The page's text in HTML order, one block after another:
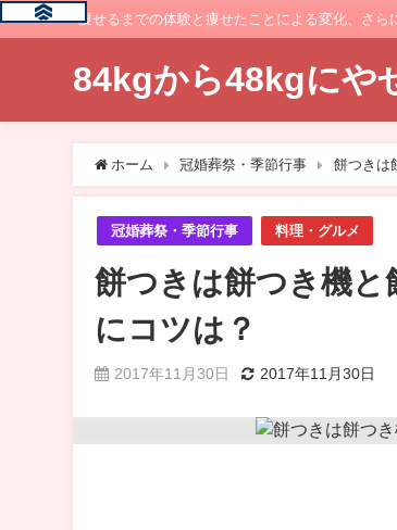
痩せるまでの体験と痩せたことによる変化、さら
84kgから48kgにや
ホーム 冠婚葬祭・季節行事 餅つきは
冠婚葬祭・季節行事 料理・グルメ
餅つきは餅つき機と
にコツは？
2017年11月30日 2017年11月30日